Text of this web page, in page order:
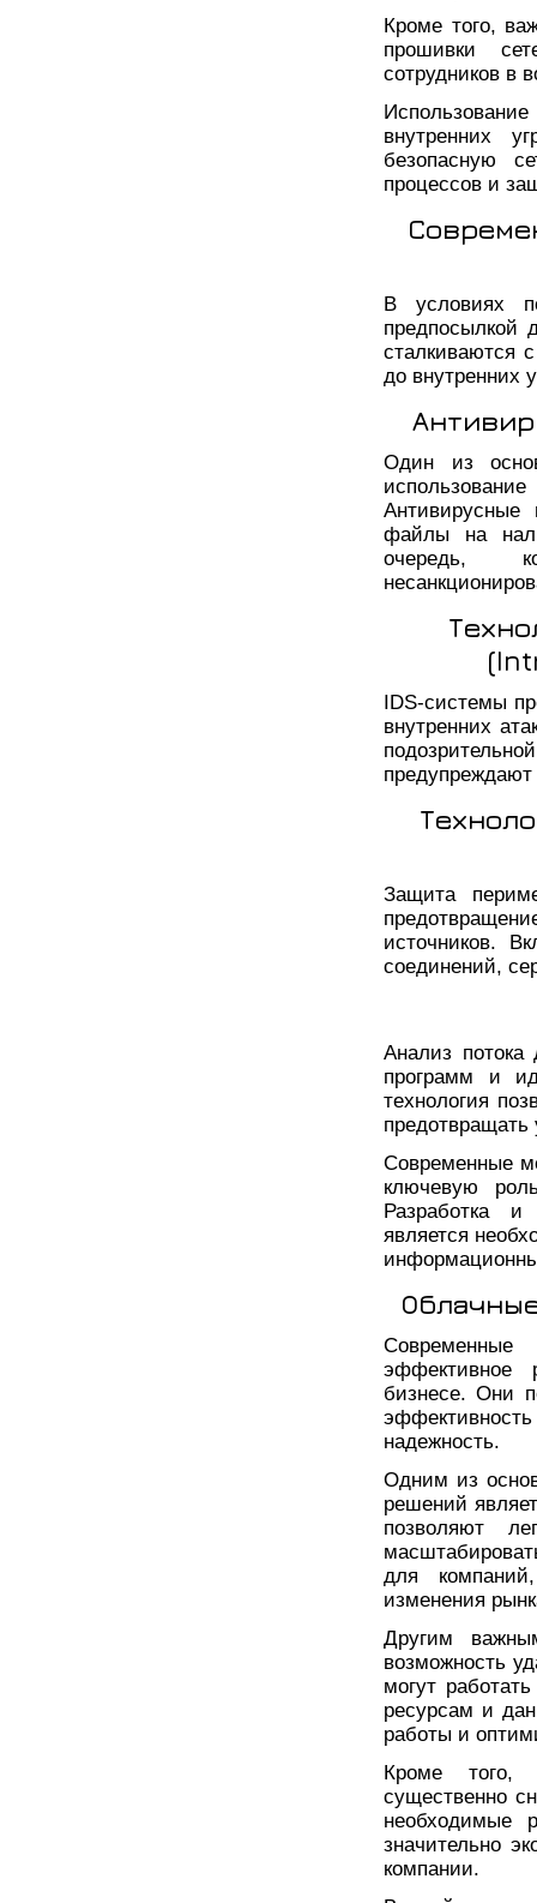
Кроме того,
прошивки
сотрудников в
внутренних
безопасную
процессов и
В условиях
предпосылкой
сталкиваются
до внутренних
Один из
файлы на
очередь,
IDS-системы
внутренних
предупреждают
Защита
источников.
соединений,
Анализ потока
программ и
технология
предотвращать
Современные
ключевую
Разработка и
является
эффективное
бизнесе. Они
надежность.
Одним из
решений
позволяют
для
изменения
Другим
возможность
могут
ресурсам и
работы и
Кроме того,
существенно
необходимые
значительно
компании.